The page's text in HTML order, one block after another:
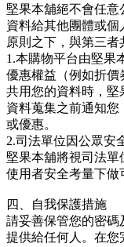
堅果本舖絕不會任意
資料給其他團體或
原則之下，與第三者
1.本購物平台由堅果
優惠權益（例如折價
共用您的資料時，堅
資料蒐集之前通知
或優惠。
2.司法單位因公眾安
堅果本舖將視司法單
使用者安全考量下做
四、自我保護措施
請妥善保管您的密碼
提供給任何人。在您